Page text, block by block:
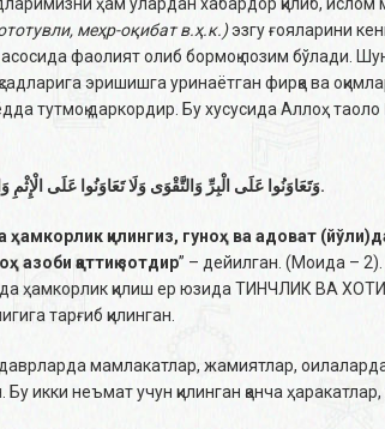
меҳр-оқибат в.ҳ.к.)эзгу ғояларини
фаолият олиб бормоқ лозим бўлади.
эришишга уринаётган фирқа ва
тутмоқ даркордир. Бу хусусида Аллоҳ
وَتَعَاوَنُوا عَلَى الْبِرِّ وَالتَّقْوَى وَلَا تَعَاوَنُوا عَلَى.
ҳамкорлик қилингиз, гуноҳ ва адоват
азоби қаттиқ зотдир” – дейилган. (Моида –
ҳамкорлик қилиш ер юзида ТИНЧЛИК ВА
тарғиб қилинган.
мамлакатлар, жамиятлар,
Бу икки неъмат учун қилинган қанча